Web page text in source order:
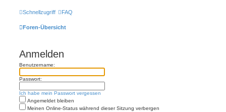
Schnellzugriff FAQ
Foren-Übersicht
Anmelden
Benutzername:
Passwort:
Ich habe mein Passwort vergessen
Angemeldet bleiben
Meinen Online-Status während dieser Sitzung verbergen